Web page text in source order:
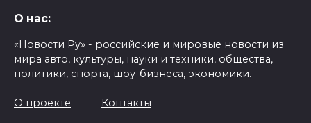
О нас:
«Новости Ру» - российские и мировые новости из
мира авто, культуры, науки и техники, общества,
политики, спорта, шоу-бизнеса, экономики.
О проекте Контакты